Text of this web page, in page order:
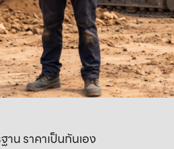
น ราคาเป็นกันเอง